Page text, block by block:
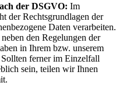
der DSGVO: Im
der Rechtsgrundlagen der
Daten verarbeiten.
den Regelungen der
in Ihrem bzw. unserem
ferner im Einzelfall
sein, teilen wir Ihnen